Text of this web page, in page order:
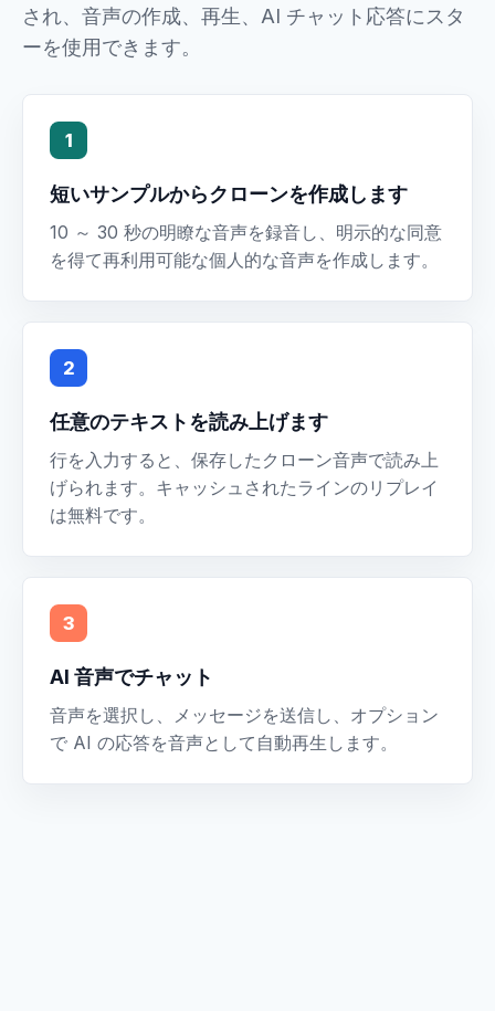
され、音声の作成、再生、AI チャット応答にスタ
ーを使用できます。
1
短いサンプルからクローンを作成します
10 ～ 30 秒の明瞭な音声を録音し、明示的な同意
を得て再利用可能な個人的な音声を作成します。
2
任意のテキストを読み上げます
行を入力すると、保存したクローン音声で読み上
げられます。キャッシュされたラインのリプレイ
は無料です。
3
AI 音声でチャット
音声を選択し、メッセージを送信し、オプション
で AI の応答を音声として自動再生します。